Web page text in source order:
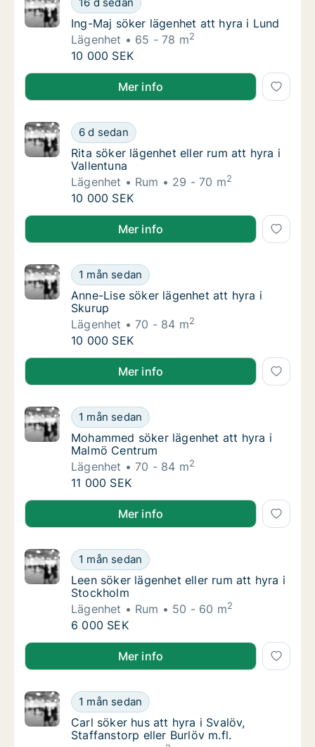
Ing-Maj söker lägenhet att hyra i Lund
Ing-Maj söker lägenhet att hyra i Lund
Lägenhet
65 - 78 m2
Ing-Maj söker lägenhet att hyra i Lund
10 000 SEK
Ing-Maj söker lägenhet att hyra i Lund
Mer info
Rita söker lägenhet eller rum att hyra i
6 d sedan
Rita söker lägenhet eller rum att hyra i
Rita söker lägenhet eller rum att hyra i
Vallentuna
Lägenhet
Rum 29 - 70 m2
Rita söker lägenhet eller rum att hyra i
10 000 SEK
Rita söker lägenhet eller rum att hyra i Vallentuna
Mer info
Anne-Lise söker lägenhet att hyra i Skurup
1 mån sedan
Anne-Lise söker lägenhet att hyra i Skurup
Anne-Lise söker lägenhet att hyra i
Skurup
Lägenhet
70 - 84 m2
Anne-Lise söker lägenhet att hyra i Skurup
10 000 SEK
Anne-Lise söker lägenhet att hyra i Skurup
Mer info
Mohammed söker lägenhet att hyra i
1 mån sedan
Mohammed söker lägenhet att hyra i
Mohammed söker lägenhet att hyra i
Malmö Centrum
Lägenhet
70 - 84 m2
Mohammed söker lägenhet att hyra i
11 000 SEK
Mohammed söker lägenhet att hyra i Malmö
Mer info
Leen söker lägenhet eller rum att hyra i
1 mån sedan
Leen söker lägenhet eller rum att hyra i
Leen söker lägenhet eller rum att hyra i
Stockholm
Lägenhet
Rum 50 - 60 m2
Leen söker lägenhet eller rum att hyra i
6 000 SEK
Leen söker lägenhet eller rum att hyra i Stockholm
Mer info
Carl söker hus att hyra i Svalöv,
1 mån sedan
Carl söker hus att hyra i Svalöv,
Carl söker hus att hyra i Svalöv,
Staffanstorp eller Burlöv m.fl.